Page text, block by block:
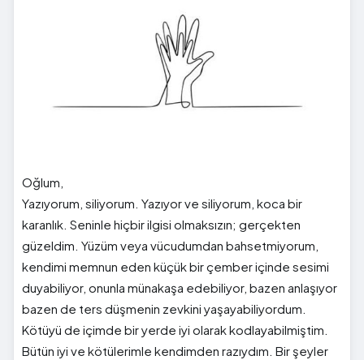
Oğlum,
Yazıyorum, siliyorum. Yazıyor ve siliyorum, koca bir
karanlık. Seninle hiçbir ilgisi olmaksızın; gerçekten
güzeldim. Yüzüm veya vücudumdan bahsetmiyorum,
kendimi memnun eden küçük bir çember içinde sesimi
duyabiliyor, onunla münakaşa edebiliyor, bazen anlaşıyor
bazen de ters düşmenin zevkini yaşayabiliyordum.
Kötüyü de içimde bir yerde iyi olarak kodlayabilmiştim.
Bütün iyi ve kötülerimle kendimden razıydım. Bir şeyler